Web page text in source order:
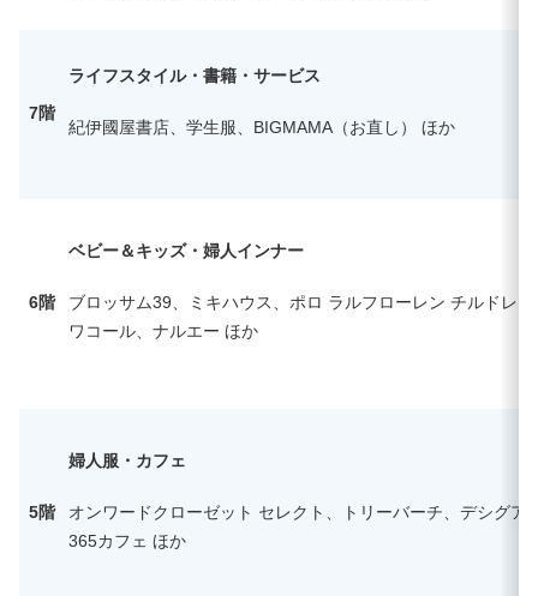
7階
ライフスタイル・書籍・サービス
紀伊國屋書店、学生服、BIGMAMA（お直し） ほか
6階
ベビー＆キッズ・婦人インナー
ブロッサム39、ミキハウス、ポロ ラルフローレン チルドレン
ワコール、ナルエー ほか
5階
婦人服・カフェ
オンワードクローゼット セレクト、トリーバーチ、デシグア
365カフェ ほか